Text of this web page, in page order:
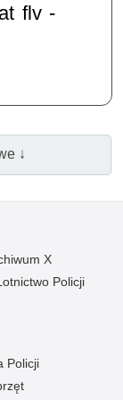
flv -
↓
X
Policji
Policji